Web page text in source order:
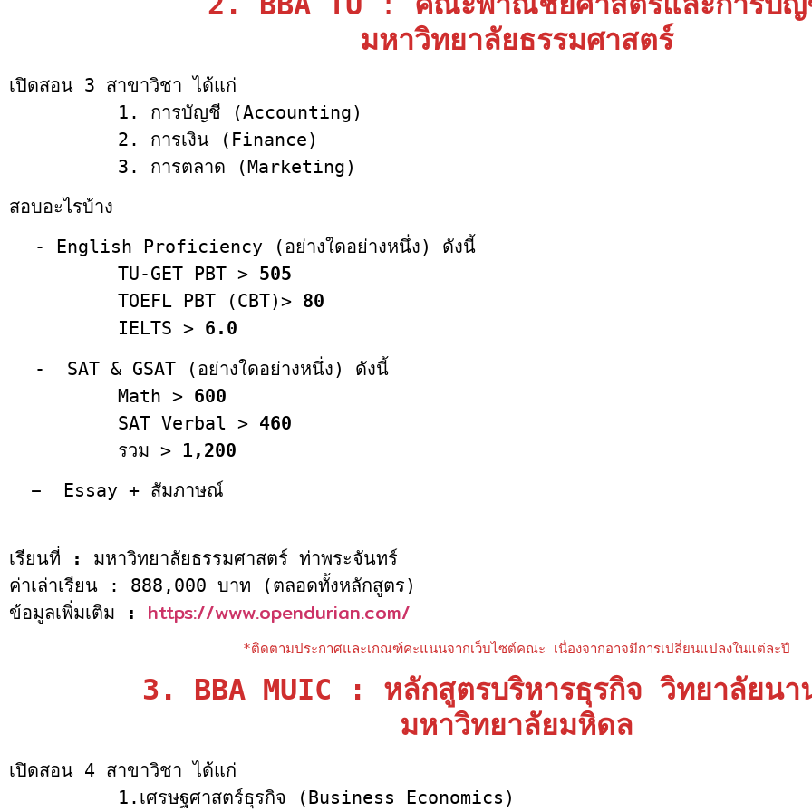
มหาวิทยาลัยธรรมศาสตร์
เปิดสอน 3 สาขาวิชา ได้แก่
1. การบัญชี (Accounting)
2. การเงิน (Finance)
3. การตลาด (Marketing)
สอบอะไรบ้าง
- English Proficiency (อย่างใดอย่างหนึ่ง) ดังนี้
TU-GET PBT > 505
TOEFL PBT (CBT)> 80
IELTS > 6.0
- SAT & GSAT (อย่างใดอย่างหนึ่ง) ดังนี้
Math > 600
SAT Verbal > 460
รวม > 1,200
– Essay + สัมภาษณ์
เรียนที่ : มหาวิทยาลัยธรรมศาสตร์ ท่าพระจันทร์
ค่าเล่าเรียน : 888,000 บาท (ตลอดทั้งหลักสูตร)
ข้อมูลเพิ่มเติม : https://www.opendurian.com/
*ติดตามประกาศและเกณฑ์คะแนนจากเว็บไซต์คณะ เนื่องจากอาจมีการเปลี่ยนแปลงในแต่ละปี
3. BBA MUIC : หลักสูตรบริหารธุรกิจ วิทยาลัยนา
มหาวิทยาลัยมหิดล
เปิดสอน 4 สาขาวิชา ได้แก่
1.เศรษฐศาสตร์ธุรกิจ (Business Economics)